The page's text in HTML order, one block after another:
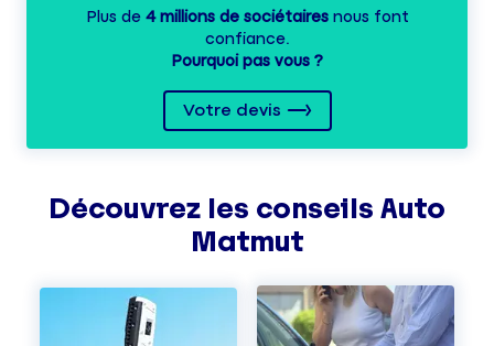
Plus de 4 millions de sociétairesnous font
confiance.
Pourquoi pas vous ?
Votre devis
Découvrez les conseils Auto
Matmut